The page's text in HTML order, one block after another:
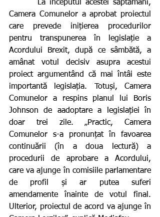
Camera Comunelor a aprobat proiectul
care prevede inițierea procedurilor
pentru transpunerea în legislație a
Acordului Brexit, după ce sâmbătă, a
amânat votul decisiv asupra acestui
proiect argumentând că mai întâi este
importantă legislația. Totuși, Camera
Comunelor a respins planul lui Boris
Johnson de aadoptare a legislației în
doar trei zile. „Practic, Camera
Comunelor s-a pronunțat în favoarea
continuării (în a doua lectură) a
procedurii de aprobare a Acordului,
care va ajunge în comisiile parlamentare
de profil și ar putea suferi
amendamente înainte de votul final.
Ulterior, proiectul de acord va ajunge în